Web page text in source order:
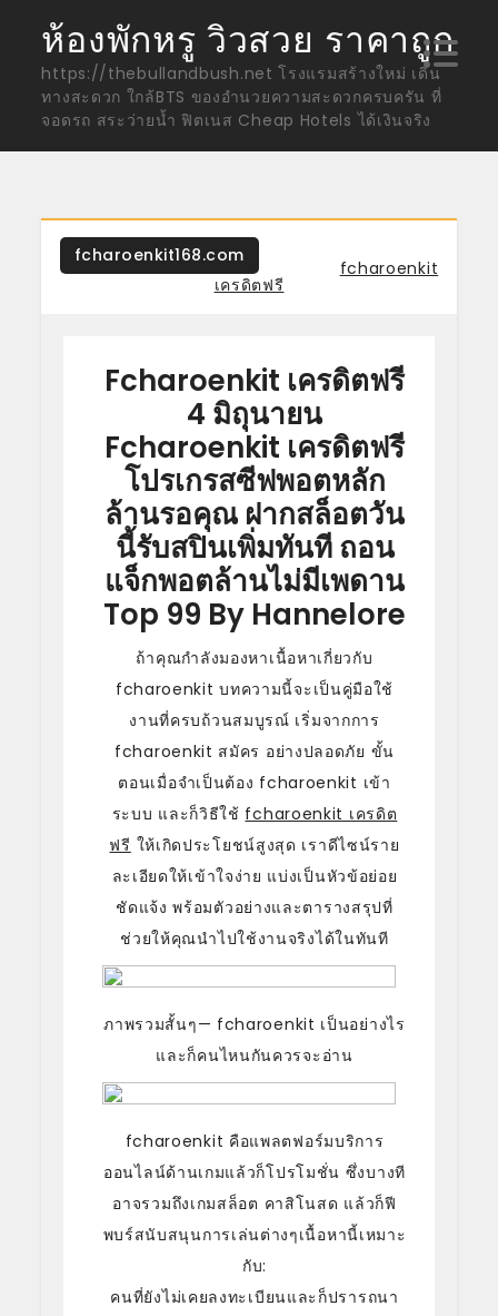
content
ห้องพักหรู วิวสวย ราคาถูก
https://thebullandbush.net โรงแรมสร้างใหม่ เดิน
ทางสะดวก ใกล้BTS ของอำนวยความสะดวกครบครัน ที่
จอดรถ สระว่ายน้ำ ฟิตเนส Cheap Hotels ได้เงินจริง
fcharoenkit168.com
fcharoenkit
เครดิตฟรี
Fcharoenkit เครดิตฟรี
4 มิถุนายน
Fcharoenkit เครดิตฟรี
โปรเกรสซีฟพอตหลัก
ล้านรอคุณ ฝากสล็อตวัน
นี้รับสปินเพิ่มทันที ถอน
แจ็กพอตล้านไม่มีเพดาน
Top 99 By Hannelore
ถ้าคุณกำลังมองหาเนื้อหาเกี่ยวกับ
fcharoenkit บทความนี้จะเป็นคู่มือใช้
งานที่ครบถ้วนสมบูรณ์ เริ่มจากการ
fcharoenkit สมัคร อย่างปลอดภัย ขั้น
ตอนเมื่อจำเป็นต้อง fcharoenkit เข้า
ระบบ และก็วิธีใช้ fcharoenkit เครดิต
ฟรี ให้เกิดประโยชน์สูงสุด เราดีไซน์ราย
ละเอียดให้เข้าใจง่าย แบ่งเป็นหัวข้อย่อย
ชัดแจ้ง พร้อมตัวอย่างและตารางสรุปที่
ช่วยให้คุณนำไปใช้งานจริงได้ในทันที
ภาพรวมสั้นๆ— fcharoenkit เป็นอย่างไร
และก็คนไหนกันควรจะอ่าน
fcharoenkit คือแพลตฟอร์มบริการ
ออนไลน์ด้านเกมแล้วก็โปรโมชั่น ซึ่งบางที
อาจรวมถึงเกมสล็อต คาสิโนสด แล้วก็ฟี
พบร์สนับสนุนการเล่นต่างๆเนื้อหานี้เหมาะ
กับ:
คนที่ยังไม่เคยลงทะเบียนและก็ปรารถนา